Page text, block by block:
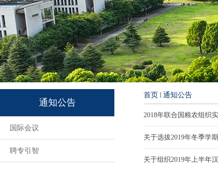
通知公告
国际会议
聘专引智
首页 通知公告
2018年联合国粮农组织
关于选拔2019年冬季学
关于组织2019年上半年